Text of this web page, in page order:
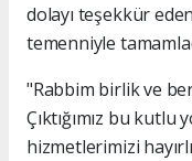
dolayı teşekkür
temenniyle
"Rabbim birlik ve
Çıktığımız bu
hizmetlerimizi